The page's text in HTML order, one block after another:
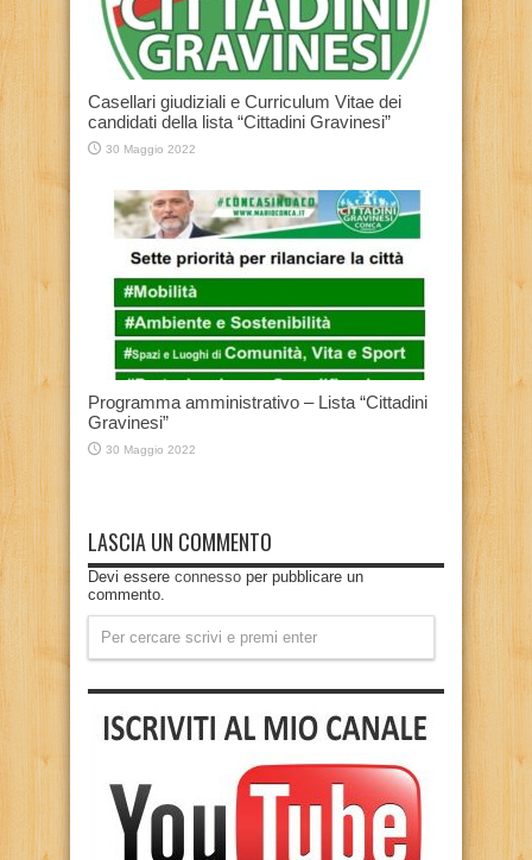
Casellari giudiziali e Curriculum Vitae dei
candidati della lista “Cittadini Gravinesi”
30 Maggio 2022
Programma amministrativo – Lista “Cittadini
Gravinesi”
30 Maggio 2022
LASCIA UN COMMENTO
Devi essere connesso per pubblicare un
commento.